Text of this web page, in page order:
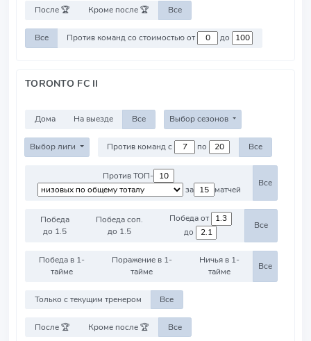
После 🏆 Кроме после 🏆 Все
Все Против команд со стоимостью от до
TORONTO FC II
Дома На выезде Все Выбор сезонов
Выбор лиги Против команд с по Все
Против ТОП-
за
матчей
Все
Победа
до 1.5
Победа соп.
до 1.5
Победа от
до
Все
Победа в 1-
тайме
Поражение в 1-
тайме
Ничья в 1-
тайме
Все
Только с текущим тренером Все
После 🏆 Кроме после 🏆 Все